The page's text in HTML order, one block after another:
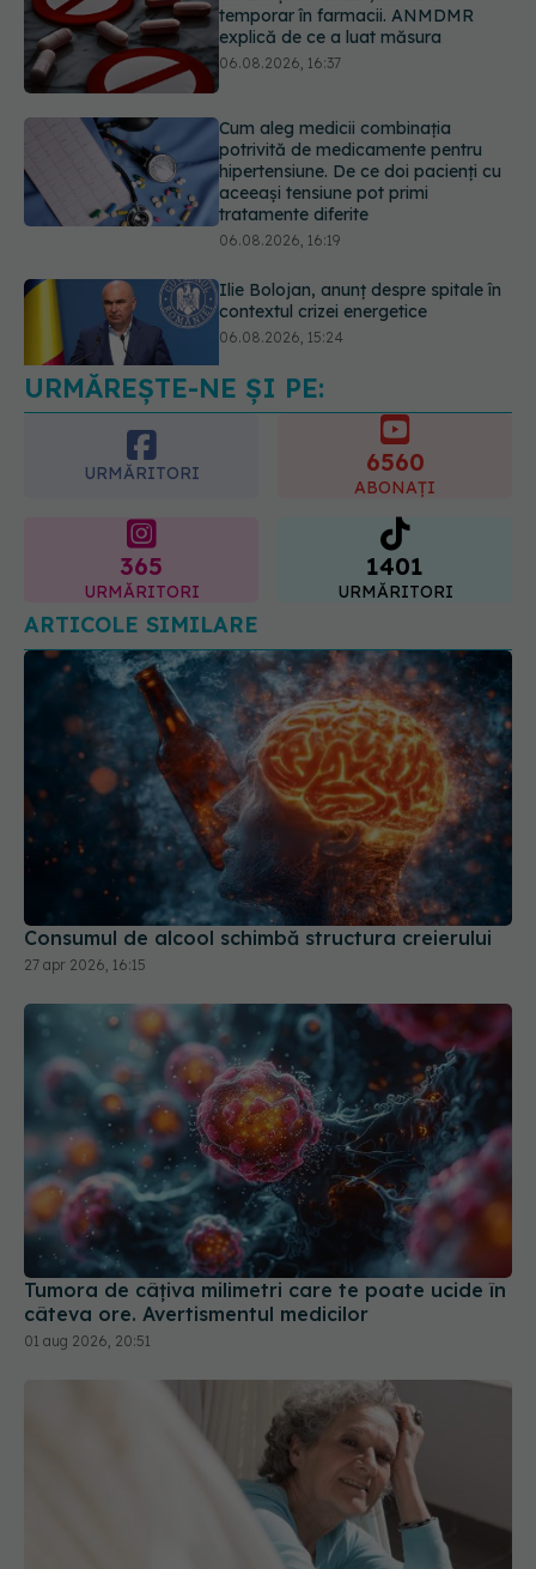
Cum aleg medicii combinația
potrivită de medicamente pentru
hipertensiune. De ce doi pacienți cu
aceeași tensiune pot primi
06.08.2026, 16:19
Ilie Bolojan, anunț despre spitale în
contextul crizei energetice
06.08.2026, 15:24
EXCLUSIV Cancerele ginecologice
care pot fi tratate fără operație. Dr.
Sorin Bogdan (SANADOR): Chirurgia
anumite categorii de paciente
URMĂREȘTE-NE ȘI PE:
URMĂRITORI 6560
ABONAȚI
365
URMĂRITORI
1401
URMĂRITORI
ARTICOLE SIMILARE
Consumul de alcool schimbă structura creierului
27 apr 2026, 16:15
Tumora de câțiva milimetri care te poate ucide în
câteva ore. Avertismentul medicilor
01 aug 2026, 20:51